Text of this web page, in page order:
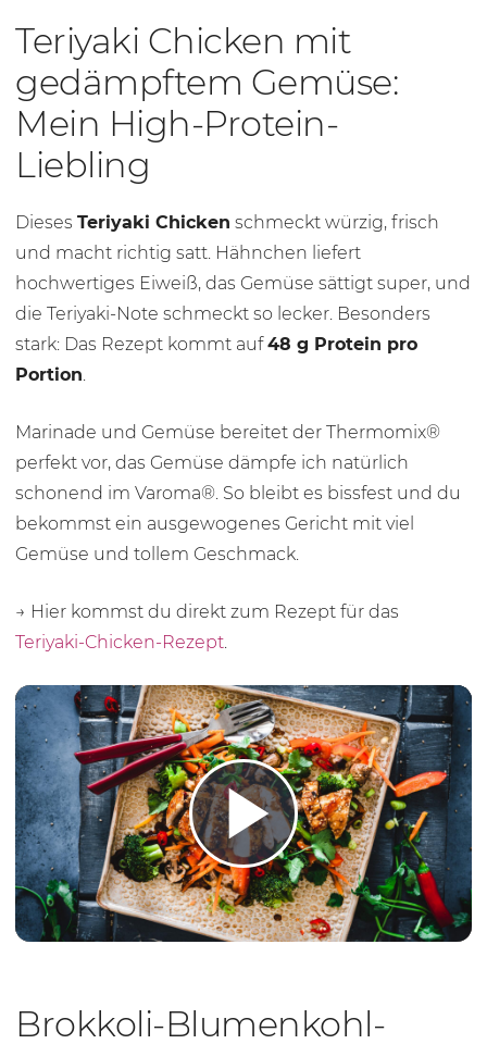
Teriyaki Chicken mit
gedämpftem Gemüse:
Mein High-Protein-
Liebling
Dieses Teriyaki Chicken schmeckt würzig, frisch
und macht richtig satt. Hähnchen liefert
hochwertiges Eiweiß, das Gemüse sättigt super, und
die Teriyaki-Note schmeckt so lecker. Besonders
stark: Das Rezept kommt auf48 g Protein pro
Portion
Marinade und Gemüse bereitet der Thermomix®
perfekt vor, das Gemüse dämpfe ich natürlich
schonend im Varoma®. So bleibt es bissfest und du
bekommst ein ausgewogenes Gericht mit viel
Gemüse und tollem Geschmack.
→ Hier kommst du direkt zum Rezept für das
Teriyaki-Chicken-Rezept
Play
Brokkoli-Blumenkohl-